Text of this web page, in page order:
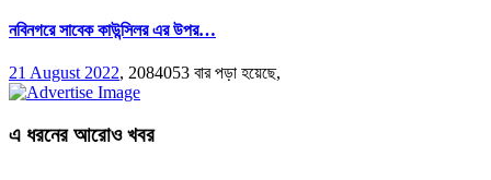
নবিনগরে সাবেক কাউন্সিলর এর উপর…
21 August 2022, 2084053 বার পড়া হয়েছে,
এ ধরনের আরোও খবর